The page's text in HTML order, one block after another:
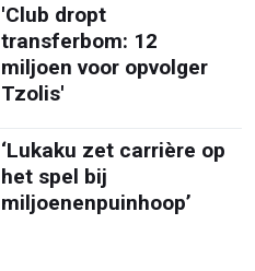
'Club dropt
transferbom: 12
miljoen voor opvolger
Tzolis'
‘Lukaku zet carrière op
het spel bij
miljoenenpuinhoop’